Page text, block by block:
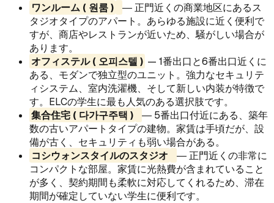
ワンルーム ( 원룸 )
― 正門近くの商業地区にあるス
タジオタイプのアパート。あらゆる施設に近く便利で
すが、商店やレストランが近いため、騒がしい場合が
あります。
オフィステル ( 오피스텔 ) — 1番出口と6番出口近くに
ある、モダンで独立型のユニット。強力なセキュリテ
ィシステム、室内洗濯機、そして新しい内装が特徴で
す。ELCの学生に最も人気のある選択肢です。
集合住宅 ( 다가구주택 )
― 5番出口付近にある、築年
数の古いアパートタイプの建物。家賃は手頃だが、設
備が古く、セキュリティも弱い場合がある。
コシウォンスタイルのスタジオ
― 正門近くの非常に
コンパクトな部屋。家賃に光熱費が含まれていること
が多く、契約期間も柔軟に対応してくれるため、滞在
期間が確定していない学生に便利です。